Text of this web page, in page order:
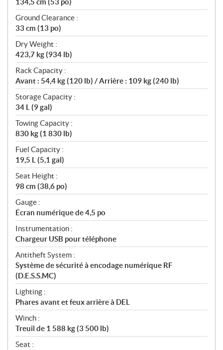
134,5 cm (53 po)
Ground Clearance :
33 cm (13 po)
Dry Weight :
423,7 kg (934 lb)
Rack Capacity :
Avant : 54,4 kg (120 lb) / Arrière : 109 kg (240 lb)
Storage Capacity :
34 L (9 gal)
Towing Capacity :
830 kg (1 830 lb)
Fuel Capacity :
19,5 L (5,1 gal)
Seat Height :
98 cm (38,6 po)
Gauge :
Écran numérique de 4,5 po
Instrumentation :
Chargeur USB pour téléphone
Antitheft System :
Système de sécurité à encodage numérique RF
(D.E.S.S.MC)
Lighting :
Phares avant et feux arrière à DEL
Winch :
Treuil de 1 588 kg (3 500 lb)
Seat :